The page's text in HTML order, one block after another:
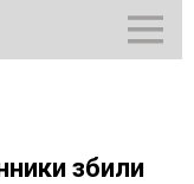
збили